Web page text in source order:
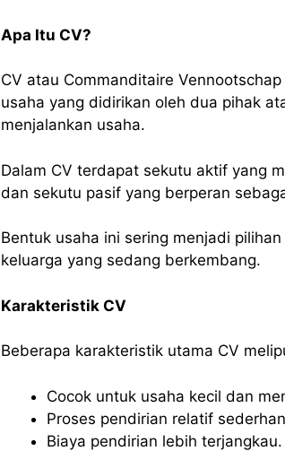
Apa Itu CV?
CV atau Commanditaire
usaha yang didirikan oleh dua pihak
menjalankan usaha.
Dalam CV terdapat sekutu aktif yang
dan sekutu pasif yang berperan
Bentuk usaha ini sering menjadi
keluarga yang sedang berkembang.
Karakteristik CV
Beberapa karakteristik utama CV
Cocok untuk usaha kecil dan
Proses pendirian relatif
Biaya pendirian lebih terjangkau.